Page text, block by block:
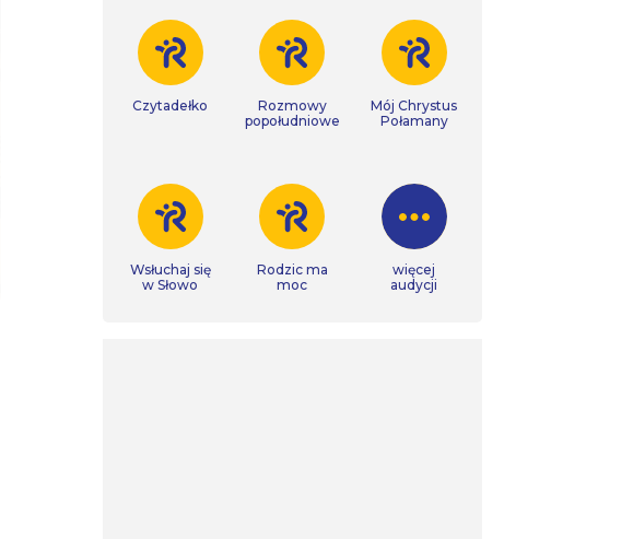
Czytadełko
Rozmowy
popołudniowe
Mój Chrystus
Połamany
Wsłuchaj się
w Słowo
Rodzic ma
moc
więcej
audycji